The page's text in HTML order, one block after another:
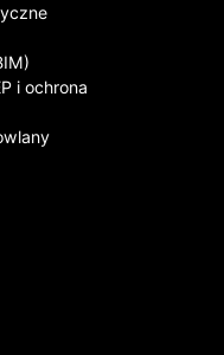
i ochrona